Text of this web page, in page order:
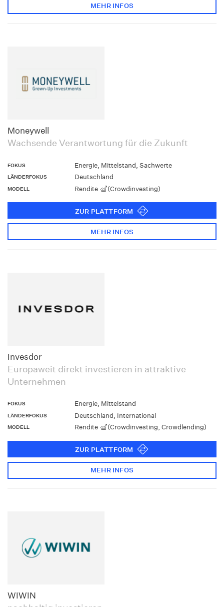
MEHR INFOS
Moneywell
Wachsende Verantwortung für die Zukunft
FOKUS Energie, Mittelstand, Sachwerte
LÄNDERFOKUS Deutschland
MODELL Rendite (Crowdinvesting)
ZUR PLATTFORM
MEHR INFOS
Invesdor
Europaweit direkt investieren in attraktive
Unternehmen
FOKUS Energie, Mittelstand
LÄNDERFOKUS Deutschland, International
MODELL Rendite (Crowdinvesting, Crowdlending)
ZUR PLATTFORM
MEHR INFOS
WIWIN